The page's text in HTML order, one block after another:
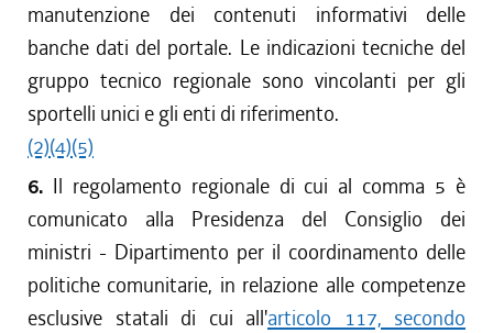
manutenzione dei contenuti informativi delle
banche dati del portale. Le indicazioni tecniche del
gruppo tecnico regionale sono vincolanti per gli
sportelli unici e gli enti di riferimento.
(2)(4)(5)
6. Il regolamento regionale di cui al comma 5 è
comunicato alla Presidenza del Consiglio dei
ministri - Dipartimento per il coordinamento delle
politiche comunitarie, in relazione alle competenze
esclusive statali di cui all'articolo 117, secondo